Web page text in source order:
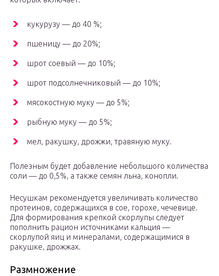
кукурузу — до 40 %;
пшеницу — до 20%;
шрот соевый — до 10%;
шрот подсолнечниковый — до 10%;
мясокостную муку — до 5%;
рыбную муку — до 5%;
мел, ракушку, дрожжи, травяную муку.
Полезным будет добавление небольшого количества
соли — до 0,5%, а также семян льна, конопли.
Несушкам рекомендуется увеличивать количество
протеинов, содержащихся в сое, горохе, чечевице.
Для формирования крепкой скорлупы следует
пополнить рацион источниками кальция —
скорлупой яиц и минералами, содержащимися в
ракушке, дрожжах.
Размножение